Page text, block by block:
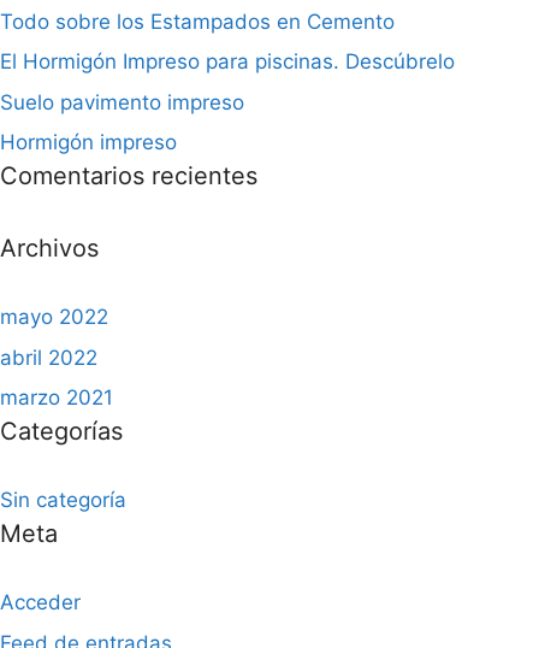
Todo sobre los Estampados en Cemento
El Hormigón Impreso para piscinas. Descúbrelo
Suelo pavimento impreso
Hormigón impreso
Comentarios recientes
Archivos
mayo 2022
abril 2022
marzo 2021
Categorías
Sin categoría
Meta
Acceder
Feed de entradas